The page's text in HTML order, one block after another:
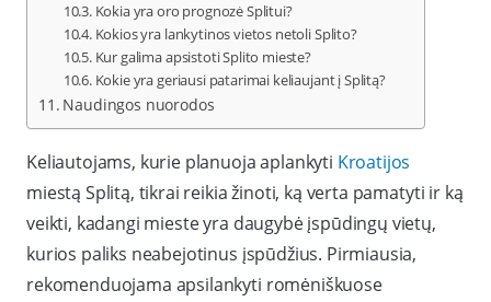
Kokia yra oro prognozė Splitui?
Kokios yra lankytinos vietos netoli Splito?
Kur galima apsistoti Splito mieste?
Kokie yra geriausi patarimai keliaujant į Splitą?
Naudingos nuorodos
Keliautojams, kurie planuoja aplankyti Kroatijos
miestą Splitą, tikrai reikia žinoti, ką verta pamatyti ir ką
veikti, kadangi mieste yra daugybė įspūdingų vietų,
kurios paliks neabejotinus įspūdžius. Pirmiausia,
rekomenduojama apsilankyti romėniškuose